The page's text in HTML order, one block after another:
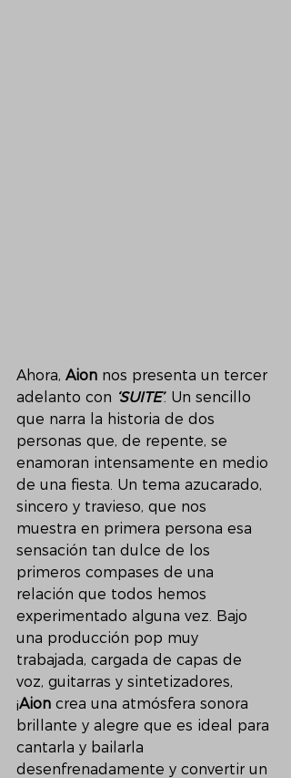
Ahora, Aion nos presenta un tercer
adelanto con ‘SUITE’. Un sencillo
que narra la historia de dos
personas que, de repente, se
enamoran intensamente en medio
de una fiesta. Un tema azucarado,
sincero y travieso, que nos
muestra en primera persona esa
sensación tan dulce de los
primeros compases de una
relación que todos hemos
experimentado alguna vez. Bajo
una producción pop muy
trabajada, cargada de capas de
voz, guitarras y sintetizadores,
¡Aion crea una atmósfera sonora
brillante y alegre que es ideal para
cantarla y bailarla
desenfrenadamente y convertir un